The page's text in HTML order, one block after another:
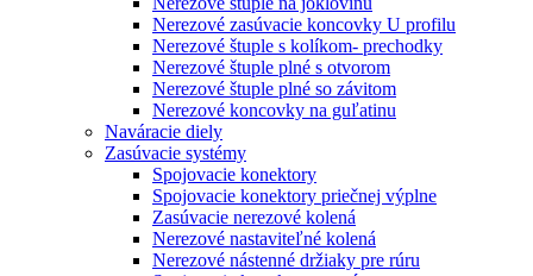
Nerezové zasúvacie koncovky U profilu
Nerezové štuple s kolíkom- prechodky
Nerezové štuple plné s otvorom
Nerezové štuple plné so závitom
Nerezové koncovky na guľatinu
Naváracie diely
Zasúvacie systémy
Spojovacie konektory
Spojovacie konektory priečnej výplne
Zasúvacie nerezové kolená
Nerezové nastaviteľné kolená
Nerezové nástenné držiaky pre rúru